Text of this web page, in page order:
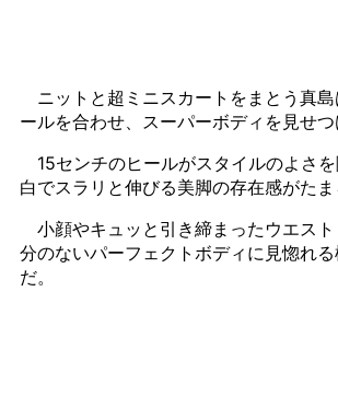
ニットと超ミニスカートをまとう真島
ールを合わせ、スーパーボディを見せつ
15センチのヒールがスタイルのよさ
白でスラリと伸びる美脚の存在感がたま
小顔やキュッと引き締まったウエスト
分のないパーフェクトボディに見惚れ
だ。